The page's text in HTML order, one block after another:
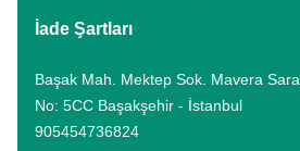
İade Şartları
Başak Mah. Mektep Sok. Mavera
No: 5CC Başakşehir - İstanbul
905454736824